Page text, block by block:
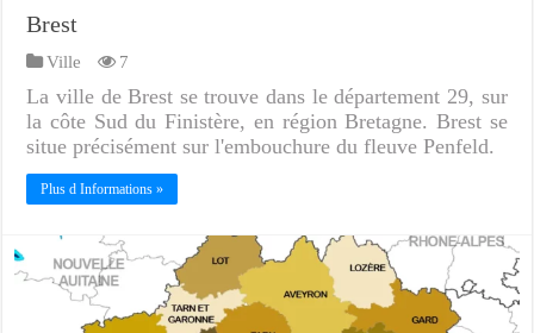
Brest
Ville 7
La ville de Brest se trouve dans le département 29, sur
la côte Sud du Finistère, en région Bretagne. Brest se
situe précisément sur l'embouchure du fleuve Penfeld.
Plus d Informations »